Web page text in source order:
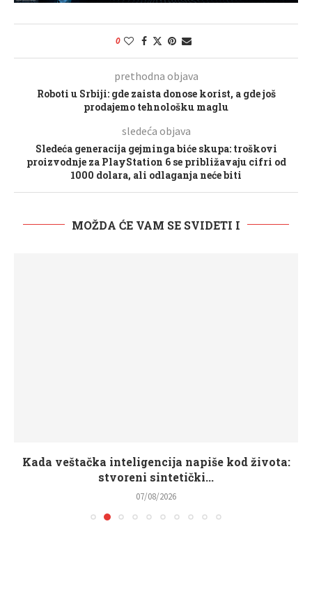
0
prethodna objava
Roboti u Srbiji: gde zaista donose korist, a gde još
prodajemo tehnološku maglu
sledeća objava
Sledeća generacija gejminga biće skupa: troškovi
proizvodnje za PlayStation 6 se približavaju cifri od
1000 dolara, ali odlaganja neće biti
MOŽDA ĆE VAM SE SVIDETI I
Kada veštačka inteligencija napiše kod života:
stvoreni sintetički...
07/08/2026